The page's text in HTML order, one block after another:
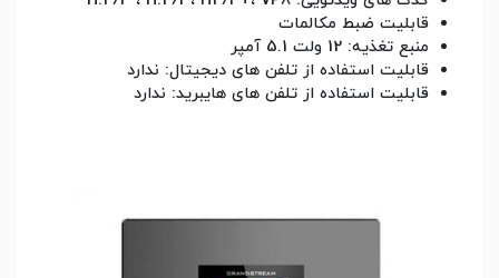
قابلیت ضبط مکالمات
منبع تغذیه: 12 ولت 5.1 آمپر
قابلیت استفاده از تلفن های دیجیتال: ندارد
قابلیت استفاده از تلفن های هایبرید: ندارد